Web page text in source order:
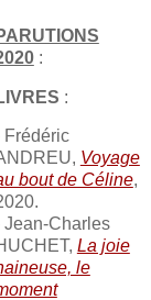
:
:
Frédéric
Voyage
bout de Céline,
Jean-Charles
La joie
le